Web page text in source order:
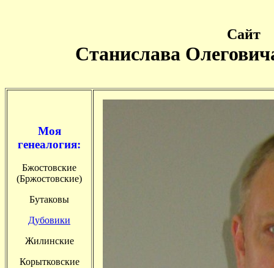
Сайт
Станислава
Моя
генеалогия:
Бжостовские
(Бржостовские)
Бутаковы
Дубовики
Жилинские
Корытковские